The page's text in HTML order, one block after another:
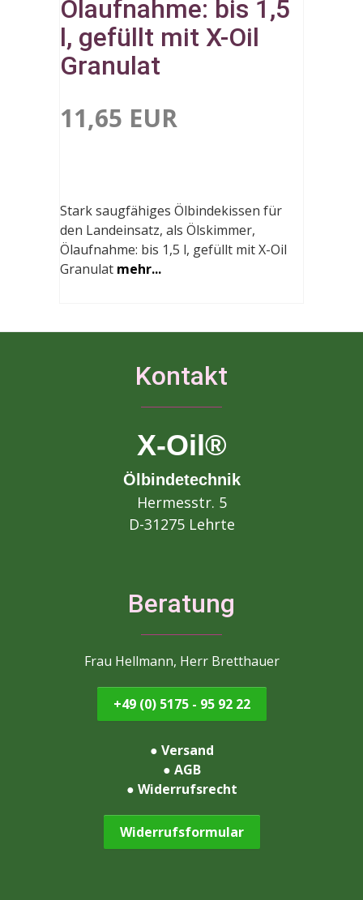
Ölaufnahme: bis 1,5
l, gefüllt mit X-Oil
Granulat
11,65 EUR
Stark saugfähiges Ölbindekissen für
den Landeinsatz, als Ölskimmer,
Ölaufnahme: bis 1,5 l, gefüllt mit X-Oil
Granulat mehr...
Kontakt
X-Oil®
Ölbindetechnik
Hermesstr. 5
D-31275 Lehrte
Beratung
Frau Hellmann, Herr Bretthauer
+49 (0) 5175 - 95 92 22
● Versand
● AGB
● Widerrufsrecht
Widerrufsformular